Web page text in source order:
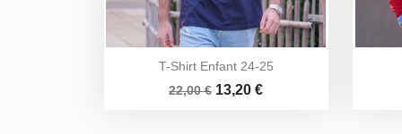
T-Shirt Enfant 24-25
Prix
22,00 € Prix
13,20 €